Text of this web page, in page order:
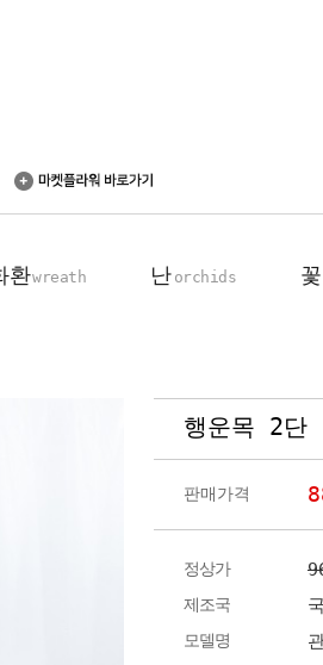
환wreath 난 orchids 꽃
동양란
서양란
꽃다발
꽃바
장미
행운목 2단
판매가격
정상가
제조국
모델명